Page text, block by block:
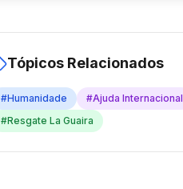
Tópicos Relacionados
#Humanidade #Ajuda Internacional
#Resgate La Guaira